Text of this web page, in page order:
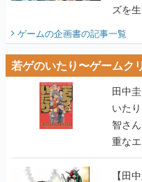
ズを
ゲームの企画書の記事一覧
若ゲのいたり〜ゲームク
田中
いた
智さ
重な
【田